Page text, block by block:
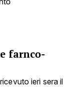
farnco-
ieri sera il